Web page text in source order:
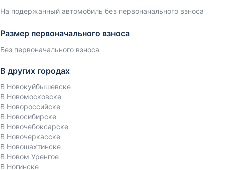
На подержанный автомобиль без первоначального взноса
Размер первоначального взноса
Без первоначального взноса
В других городах
В Новокуйбышевске
В Новомосковске
В Новороссийске
В Новосибирске
В Новочебоксарске
В Новочеркасске
В Новошахтинске
В Новом Уренгое
В Ногинске